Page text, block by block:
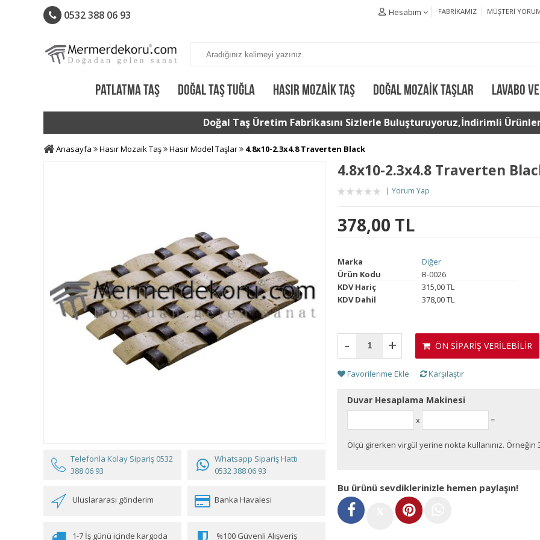
0532 388 06 93 FABRIKAMIZ MÜŞTERI
Hesabım
PATLATMA TAŞ DOĞAL TAŞ TUĞLA HASIR MOZAIK TAŞ DOĞAL MOZAIK TAŞLAR LAVABO
Doğal Taş Üretim Fabrikasını Sizlerle Buluşturuyoruz,İndirimli Ürünler
Anasayfa Hasır Mozaik Taş Hasır Model Taşlar 4.8x10-2.3x4.8 Traverten Black
Telefonla Kolay Sipariş 0532
388 06 93
Whatsapp Sipariş Hattı
0532 388 06 93
Uluslararası gönderim Banka Havalesi
1-7 İş günü içinde kargoda %100 Güvenli Alışveriş
4.8x10-2.3x4.8 Traverten
Yorum Yap
378,00 TL
Marka
Diğer
Ürün Kodu
B-0026
KDV Hariç
315,00 TL
KDV Dahil
378,00 TL
- +
Favorilerime Ekle Karşılaştır
Duvar Hesaplama Makinesi
x =
Ölçü girerken virgül yerine nokta kullanınız. Örneğin
ÖN SİPARİŞ VERİLEBİLİR
Bu ürünü sevdiklerinizle hemen paylaşın!